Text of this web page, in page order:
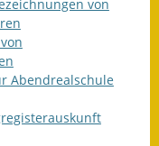
Fakten
von
Abendrealschule